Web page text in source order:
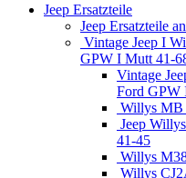
Jeep Ersatzteile
Jeep Ersatzteile
Vintage Jeep I
GPW I Mutt 41-
Vintage
Ford GPW
Willys MB
Jeep
41-45
Willys
Willys